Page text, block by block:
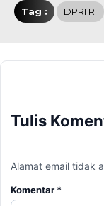
Tag : DPRI RI
Tulis
Alamat email tidak
Komentar *